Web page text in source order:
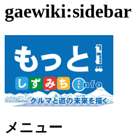
gaewiki:sidebar
メニュー